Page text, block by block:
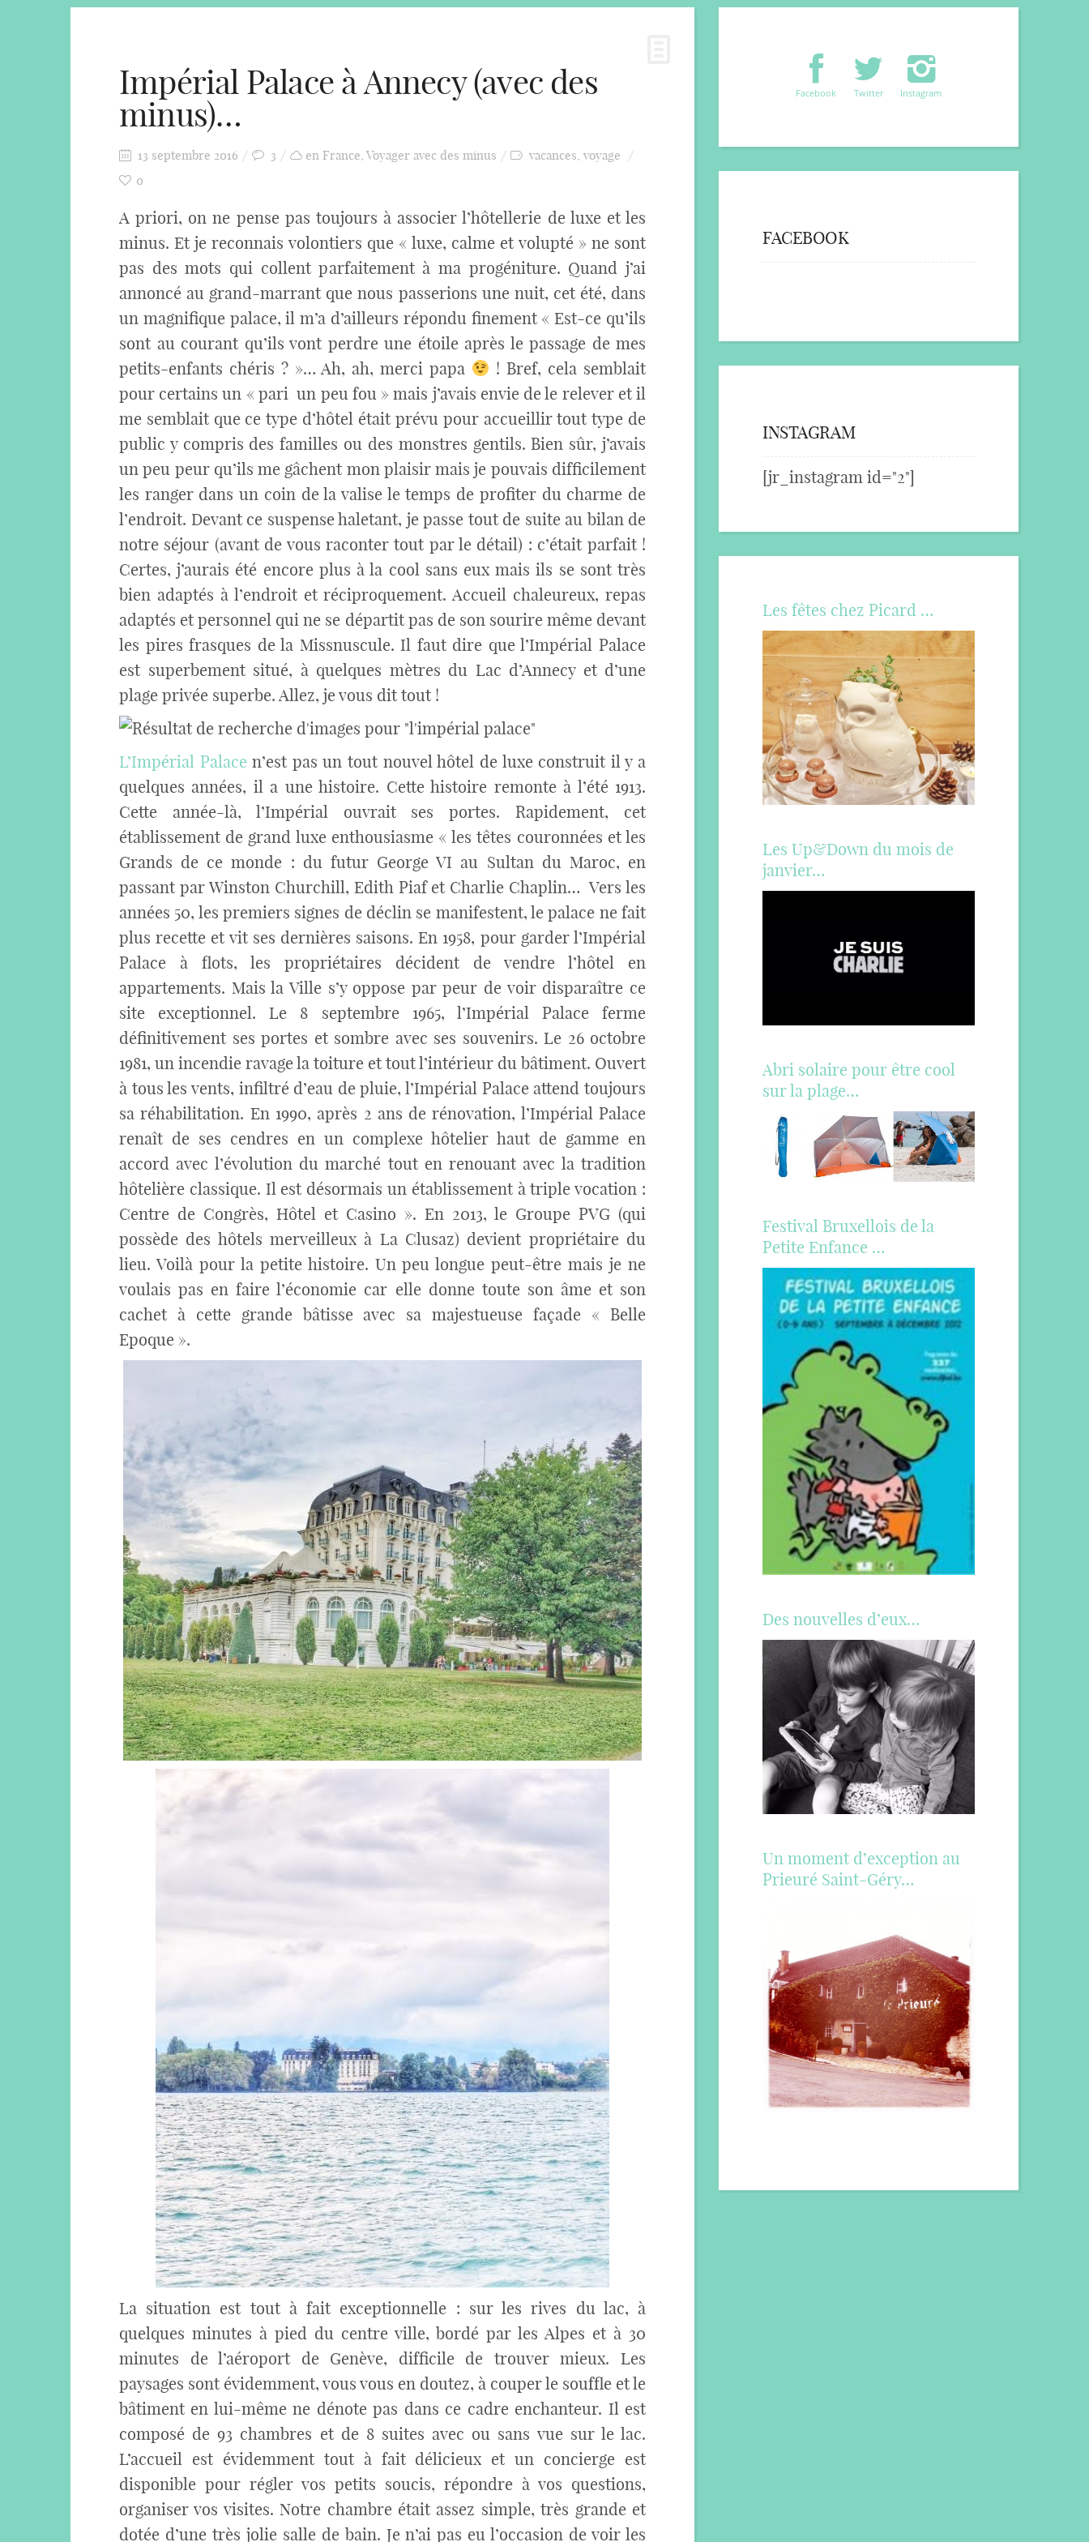
Impérial Palace à Annecy (avec des
minus)…
13 septembre 2016 3 en France, Voyager avec des minus vacances, voyage
0
A priori, on ne pense pas toujours à associer l’hôtellerie de luxe et les
minus. Et je reconnais volontiers que « luxe, calme et volupté » ne sont
pas des mots qui collent parfaitement à ma progéniture. Quand j’ai
annoncé au grand-marrant que nous passerions une nuit, cet été, dans
un magnifique palace, il m’a d’ailleurs répondu finement « Est-ce qu’ils
sont au courant qu’ils vont perdre une étoile après le passage de mes
petits-enfants chéris ? »… Ah, ah, merci papa
! Bref, cela semblait
pour certains un « pari un peu fou » mais j’avais envie de le relever et il
me semblait que ce type d’hôtel était prévu pour accueillir tout type de
public y compris des familles ou des monstres gentils. Bien sûr, j’avais
un peu peur qu’ils me gâchent mon plaisir mais je pouvais difficilement
les ranger dans un coin de la valise le temps de profiter du charme de
l’endroit. Devant ce suspense haletant, je passe tout de suite au bilan de
notre séjour (avant de vous raconter tout par le détail) : c’était parfait !
Certes, j’aurais été encore plus à la cool sans eux mais ils se sont très
bien adaptés à l’endroit et réciproquement. Accueil chaleureux, repas
adaptés et personnel qui ne se départit pas de son sourire même devant
les pires frasques de la Missnuscule. Il faut dire que l’Impérial Palace
est superbement situé, à quelques mètres du Lac d’Annecy et d’une
plage privée superbe. Allez, je vous dit tout !
L’Impérial Palacen’est pas un tout nouvel hôtel de luxe construit il y a
quelques années, il a une histoire. Cette histoire remonte à l’été 1913.
Cette année-là, l’Impérial ouvrait ses portes. Rapidement, cet
établissement de grand luxe enthousiasme « les têtes couronnées et les
Grands de ce monde : du futur George VI au Sultan du Maroc, en
passant par Winston Churchill, Edith Piaf et Charlie Chaplin… Vers les
années 50, les premiers signes de déclin se manifestent, le palace ne fait
plus recette et vit ses dernières saisons. En 1958, pour garder l’Impérial
Palace à flots, les propriétaires décident de vendre l’hôtel en
appartements. Mais la Ville s’y oppose par peur de voir disparaître ce
site exceptionnel. Le 8 septembre 1965, l’Impérial Palace ferme
définitivement ses portes et sombre avec ses souvenirs. Le 26 octobre
1981, un incendie ravage la toiture et tout l’intérieur du bâtiment. Ouvert
à tous les vents, infiltré d’eau de pluie, l’Impérial Palace attend toujours
sa réhabilitation. En 1990, après 2 ans de rénovation, l’Impérial Palace
renaît de ses cendres en un complexe hôtelier haut de gamme en
accord avec l’évolution du marché tout en renouant avec la tradition
hôtelière classique. Il est désormais un établissement à triple vocation :
Centre de Congrès, Hôtel et Casino ». En 2013, le Groupe PVG (qui
possède des hôtels merveilleux à La Clusaz) devient propriétaire du
lieu. Voilà pour la petite histoire. Un peu longue peut-être mais je ne
voulais pas en faire l’économie car elle donne toute son âme et son
cachet à cette grande bâtisse avec sa majestueuse façade « Belle
Epoque ».
La situation est tout à fait exceptionnelle : sur les rives du lac, à
quelques minutes à pied du centre ville, bordé par les Alpes et à 30
minutes de l’aéroport de Genève, difficile de trouver mieux. Les
paysages sont évidemment, vous vous en doutez, à couper le souffle et le
bâtiment en lui-même ne dénote pas dans ce cadre enchanteur. Il est
composé de 93 chambres et de 8 suites avec ou sans vue sur le lac.
L’accueil est évidemment tout à fait délicieux et un concierge est
disponible pour régler vos petits soucis, répondre à vos questions,
organiser vos visites. Notre chambre était assez simple, très grande et
dotée d’une très jolie salle de bain. Je n’ai pas eu l’occasion de voir les
Facebook Twitter Instagram
FACEBOOK
INSTAGRAM
[jr_instagram id="2"]
Les fêtes chez Picard …
Les Up&Down du mois de
janvier…
Abri solaire pour être cool
sur la plage…
Festival Bruxellois de la
Petite Enfance …
Des nouvelles d’eux…
Un moment d’exception au
Prieuré Saint-Géry…